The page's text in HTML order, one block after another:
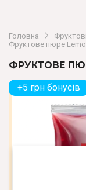
Головна
Фруктове пюре Lemo
ФРУКТОВЕ
+5 грн бонусів